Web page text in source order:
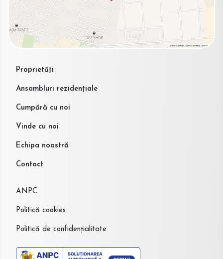
Proprietăți
Ansambluri rezidențiale
Cumpără cu noi
Vinde cu noi
Echipa noastră
Contact
ANPC
Politică cookies
Politică de confidențialitate